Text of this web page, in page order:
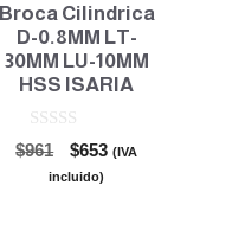
Broca Cilindrica
D-0.8MM LT-
30MM LU-10MM
HSS ISARIA
0
d
$961
El
precio
$653El(IVA
incluido)